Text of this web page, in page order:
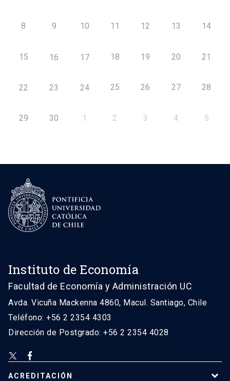
8 9 10 11 12 13 14
15 16 17 18 19 20 21
22 23 24 25 26 27 28
29 30 1 2 3 4 5
Instituto de Economía
Facultad de Economía y Administración UC
Avda. Vicuña Mackenna 4860, Macul. Santiago, Chile
Teléfono: +56 2 2354 4303
Dirección de Postgrado: +56 2 2354 4028
ACREDITACIÓN